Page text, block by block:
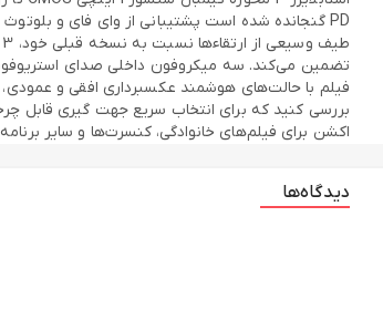
کوچک و کم حجم است که برای سفر طراحی شده است
ثانیه تبدیل کنید. موشن لپس حرکت دوربین را به
دیدگاه‌ها